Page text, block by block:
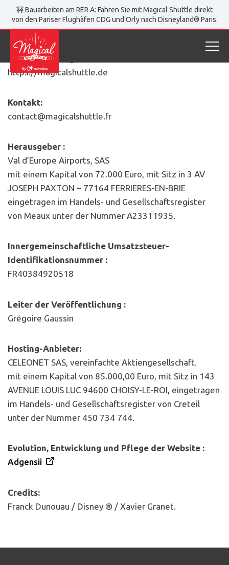
🚧 Bauarbeiten am RER A: Fahren Sie mit Magical Shuttle direkt
von den Pariser Flughäfen CDG und Orly nach Disneyland® Paris.
Magical Shuttle
Impressum
Diese Hinweise gelten für die Website:
https://magicalshuttle.de
Kontakt:
contact@magicalshuttle.fr
Herausgeber :
Val d’Europe Airports, SAS
mit einem Kapital von 72.000 Euro, mit Sitz in 3 AV
JOSEPH PAXTON – 77164 FERRIERES-EN-BRIE
eingetragen im Handels- und Gesellschaftsregister
von Meaux unter der Nummer A23311935.
Innergemeinschaftliche Umsatzsteuer-
Identifikationsnummer :
FR40384920518
Leiter der Veröffentlichung :
Grégoire Gaussin
Hosting-Anbieter:
CELEONET SAS, vereinfachte Aktiengesellschaft.
mit einem Kapital von 85.000,00 Euro, mit Sitz in 143
AVENUE LOUIS LUC 94600 CHOISY-LE-ROI, eingetragen
im Handels- und Gesellschaftsregister von Creteil
unter der Nummer 450 734 744.
Evolution, Entwicklung und Pflege der Website :
Adgensii
Credits:
Franck Dunouau / Disney ® / Xavier Granet.